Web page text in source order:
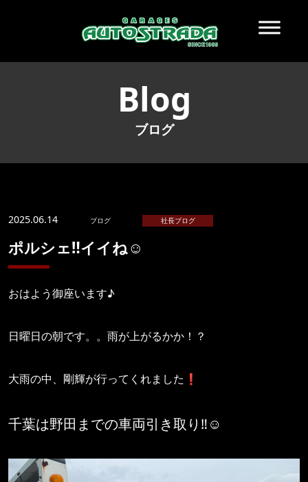
Blog
ブログ
2025.06.14 ブログ 社長ブログ
ポルシェ‼️イイね☺️
おはよう御座います♪
日曜日の朝です。。雨が上がるかか！？
大雨の中、剛輝が行ってくれました❗️
千葉は野田までの車両引き取り‼️☺️